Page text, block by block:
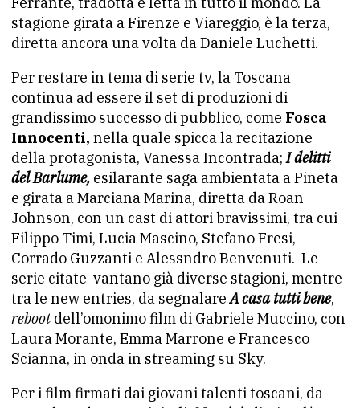
stagione girata a Firenze e Viareggio, è la terza,
diretta ancora una volta da Daniele Luchetti.
Per restare in tema di serie tv, la Toscana
continua ad essere il set di produzioni di
grandissimo successo di pubblico, come Fosca
Innocenti, nella quale spicca la recitazione
della protagonista, Vanessa Incontrada;I delitti
del Barlume, esilarante saga ambientata a Pineta
e girata a Marciana Marina, diretta da Roan
Johnson, con un cast di attori bravissimi, tra cui
Filippo Timi, Lucia Mascino, Stefano Fresi,
Corrado Guzzanti e Alessndro Benvenuti. Le
serie citate vantano già diverse stagioni, mentre
tra le new entries, da segnalareA casa tutti bene,
rebootdell’omonimo film di Gabriele Muccino, con
Laura Morante, Emma Marrone e Francesco
Scianna, in onda in streaming su Sky.
Per i film firmati dai giovani talenti toscani, da